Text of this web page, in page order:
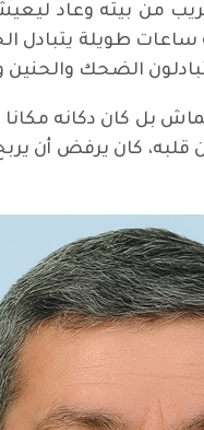
من بيته وعاد
طويلة يتبادل
الضحك
بل كان دكانه
كان يرفض أن